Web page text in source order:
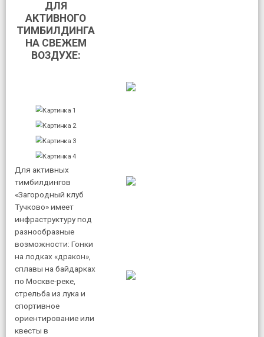
ДЛЯ
АКТИВНОГО
ТИМБИЛДИНГА
НА СВЕЖЕМ
ВОЗДУХЕ:
Для активных
тимбилдингов
«Загородный клуб
Тучково» имеет
инфраструктуру под
разнообразные
возможности: Гонки
на лодках «дракон»,
сплавы на байдарках
по Москве-реке,
стрельба из лука и
спортивное
ориентирование или
квесты в